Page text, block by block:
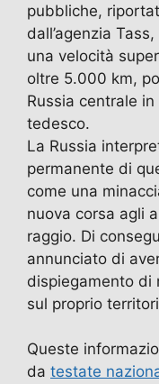
pubbliche,
dall’agenzia
una velocità
oltre 5.000 km,
Russia centrale
tedesco.
La Russia
permanente di
come una
nuova corsa agli
raggio. Di
annunciato di
dispiegamento di
sul proprio
Queste
da testate